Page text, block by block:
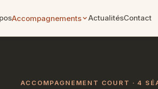
Accompagnements ActualitésContact
ACCOMPAGNEMENT COURT · 4